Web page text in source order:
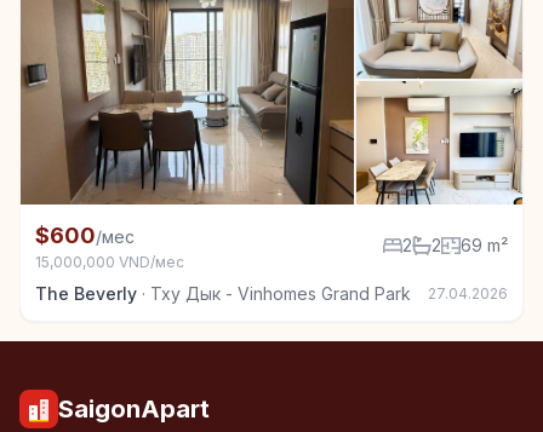
Квартира в аренду в Тху Дык - Vinhomes Grand
$600/мес
15,000,000 VND/мес
2 2 69 m²
The Beverly · Тху Дык - Vinhomes Grand Park 27.04.2026
SaigonApart